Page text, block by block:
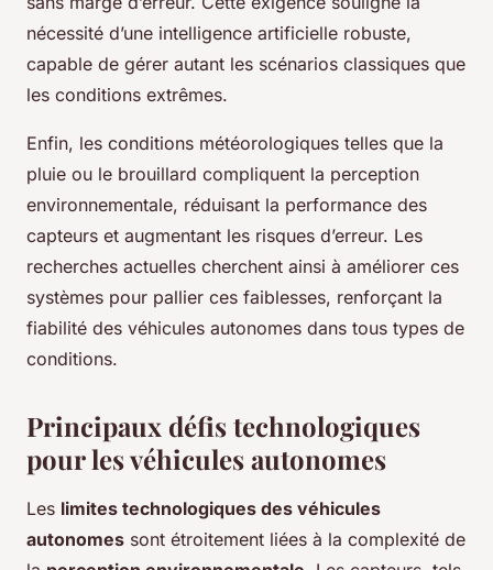
nécessité d’une intelligence artificielle robuste,
capable de gérer autant les scénarios classiques que
les conditions extrêmes.
Enfin, les conditions météorologiques telles que la
pluie ou le brouillard compliquent la perception
environnementale, réduisant la performance des
capteurs et augmentant les risques d’erreur. Les
recherches actuelles cherchent ainsi à améliorer ces
systèmes pour pallier ces faiblesses, renforçant la
fiabilité des véhicules autonomes dans tous types de
conditions.
Principaux défis technologiques
pour les véhicules autonomes
Les limites technologiques des véhicules
autonomes sont étroitement liées à la complexité de